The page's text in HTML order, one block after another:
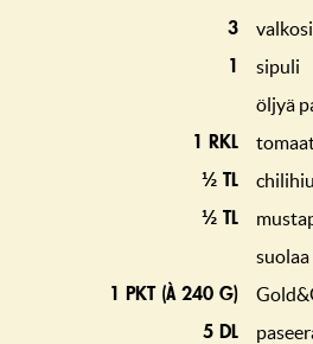
3
1
sipuli
öljyä
1 rkl
½ tl
½ tl
1 pkt (à 240 g)
5 dl